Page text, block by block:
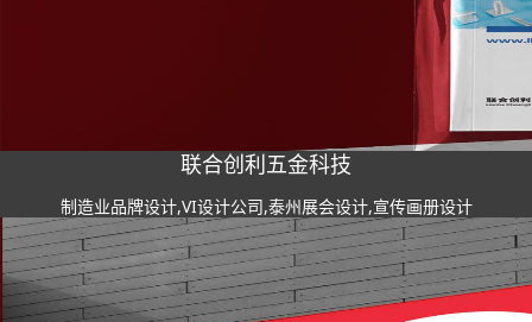
联合创利五金科技
制造业品牌设计,VI设计公司,泰州展会设计,宣传画册设计